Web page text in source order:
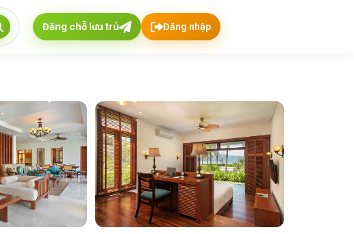
Đăng chỗ lưu trú Đăng nhập